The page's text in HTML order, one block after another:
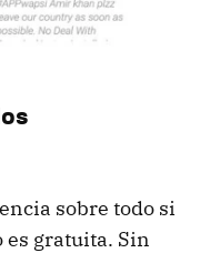
sobre todo si
es gratuita. Sin